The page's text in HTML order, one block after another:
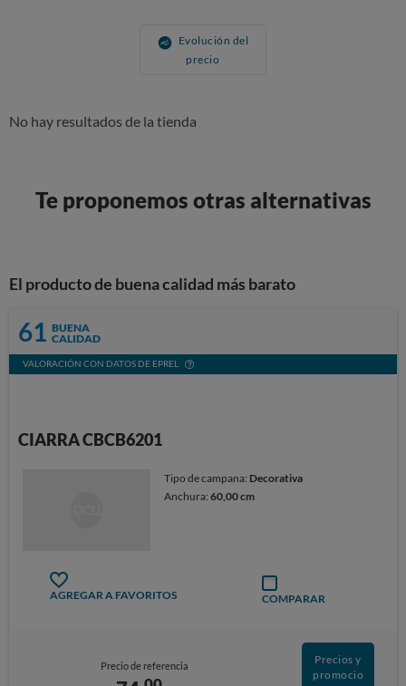
Evolución del
precio
No hay resultados de la tienda
Te proponemos otras alternativas
El producto de buena calidad más barato
61 BUENA
CALIDAD
VALORACIÓN CON DATOS DE EPREL
CIARRA CBCB6201
Tipo de campana: Decorativa
Anchura:60,00 cm
AGREGAR A FAVORITOS COMPARAR
Precio de referencia
Precios y
promocio